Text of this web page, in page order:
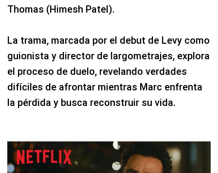
Thomas (Himesh Patel).
La trama, marcada por el debut de Levy como
guionista y director de largometrajes, explora
el proceso de duelo, revelando verdades
difíciles de afrontar mientras Marc enfrenta
la pérdida y busca reconstruir su vida.